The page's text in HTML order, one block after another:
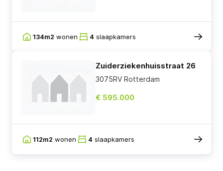
134m2 wonen 4 slaapkamers
Zuiderziekenhuisstraat 26
3075RV Rotterdam
€ 595.000
112m2 wonen 4 slaapkamers